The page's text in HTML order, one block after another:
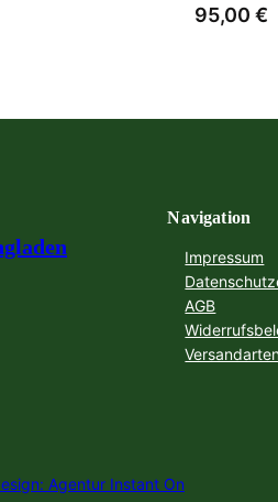
95,00 €
Navigation
Impressum
AGB
Versandarten
Agentur Instant On